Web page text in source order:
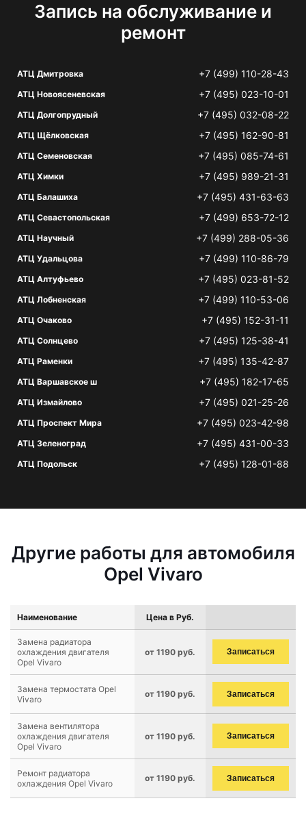
Запись на обслуживание и
ремонт
АТЦ Дмитровка +7 (499) 110-28-43
АТЦ Новоясеневская +7 (495) 023-10-01
АТЦ Долгопрудный +7 (495) 032-08-22
АТЦ Щёлковская +7 (495) 162-90-81
АТЦ Семеновская +7 (495) 085-74-61
АТЦ Химки +7 (495) 989-21-31
АТЦ Балашиха +7 (495) 431-63-63
АТЦ Севастопольская +7 (499) 653-72-12
АТЦ Научный +7 (499) 288-05-36
АТЦ Удальцова +7 (499) 110-86-79
АТЦ Алтуфьево +7 (495) 023-81-52
АТЦ Лобненская +7 (499) 110-53-06
АТЦ Очаково +7 (495) 152-31-11
АТЦ Солнцево +7 (495) 125-38-41
АТЦ Раменки +7 (495) 135-42-87
АТЦ Варшавское ш +7 (495) 182-17-65
АТЦ Измайлово +7 (495) 021-25-26
АТЦ Проспект Мира +7 (495) 023-42-98
АТЦ Зеленоград +7 (495) 431-00-33
АТЦ Подольск +7 (495) 128-01-88
Другие работы для автомобиля
Opel Vivaro
Наименование Цена в Руб.
Замена радиатора
охлаждения двигателя
Opel Vivaro
от 1190 руб. Записаться
Замена термостата Opel
Vivaro
от 1190 руб. Записаться
Замена вентилятора
охлаждения двигателя
Opel Vivaro
от 1190 руб. Записаться
Ремонт радиатора
охлаждения Opel Vivaro
от 1190 руб. Записаться